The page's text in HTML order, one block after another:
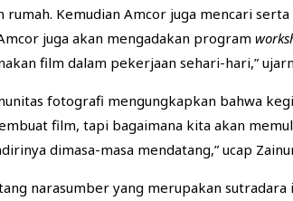
Kemudian Amcor juga mencari
juga akan mengadakan program
film dalam pekerjaan sehari-hari,”
fotografi mengungkapkan bahwa
film, tapi bagaimana kita akan
dimasa-masa mendatang,” ucap
narasumber yang merupakan